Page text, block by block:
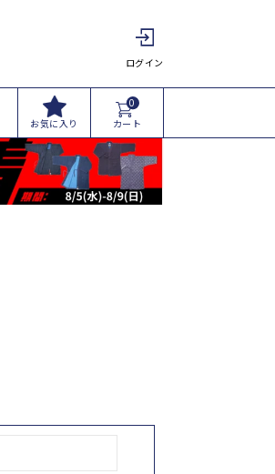
ログイン
お気に入り
0
カート